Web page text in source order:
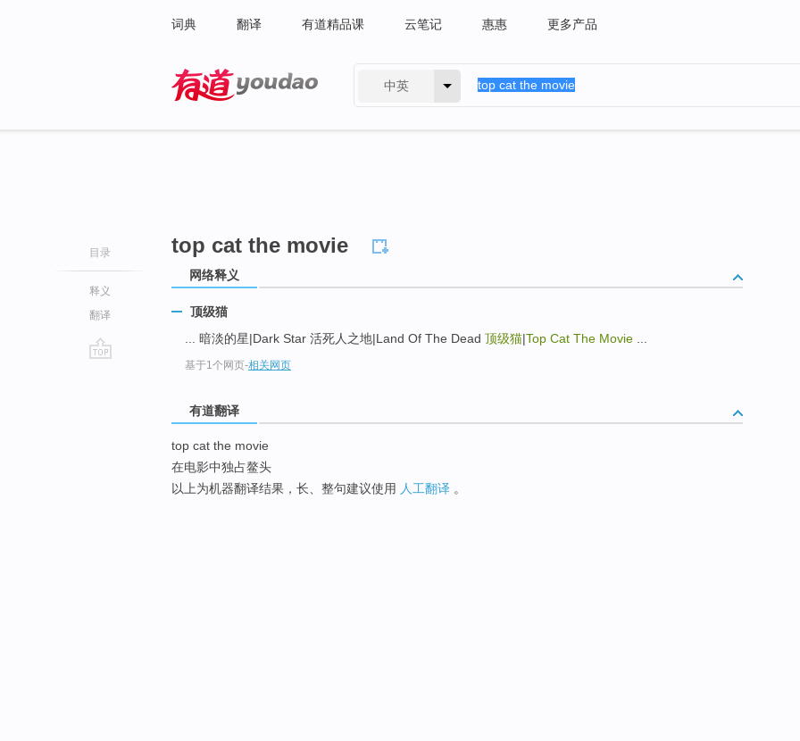
词典 翻译 有道精品课 云笔记 惠惠 更多产品
中英
目录
释义
翻译
top cat the movie
网络释义
顶级猫
... 暗淡的星|Dark Star 活死人之地|Land Of The Dead 顶级猫|Top Cat The Movie
基于1个网页-相关网页
有道翻译
top cat the movie
在电影中独占鳌头
以上为机器翻译结果，长、整句建议使用 人工翻译 。